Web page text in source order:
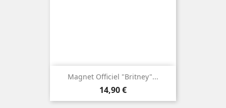
Magnet Officiel "Britney"...
Prix
14,90 €